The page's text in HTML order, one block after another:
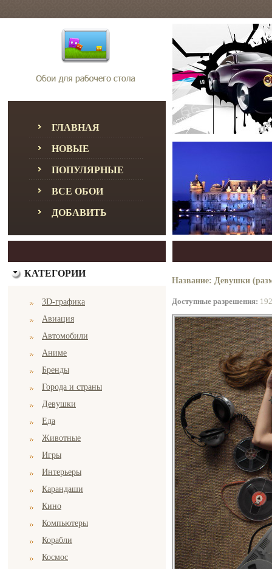
ГЛАВНАЯ
НОВЫЕ
ПОПУЛЯРНЫЕ
ВСЕ ОБОИ
ДОБАВИТЬ
КАТЕГОРИИ
3D-графика
Авиация
Автомобили
Аниме
Бренды
Города и страны
Девушки
Еда
Животные
Игры
Интерьеры
Карандаши
Кино
Компьютеры
Корабли
Космос
Название: Девушки
Доступные разрешения: